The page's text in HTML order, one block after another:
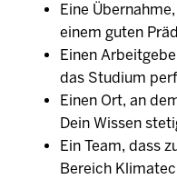
Eine
einem guten
Einen
das Studium
Einen Ort, an
Dein Wissen
Ein Team, dass
Bereich